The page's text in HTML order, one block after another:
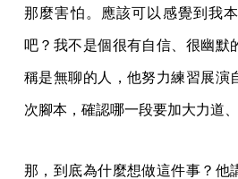
那麼害怕。應該可以感覺到我
吧？我不是個很有自信、很幽默
稱是無聊的人，他努力練習展演
次腳本，確認哪一段要加大力道
那，到底為什麼想做這件事？他